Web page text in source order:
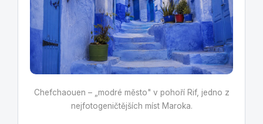
Chefchaouen – „modré město" v pohoří Rif, jedno z
nejfotogeničtějších míst Maroka.